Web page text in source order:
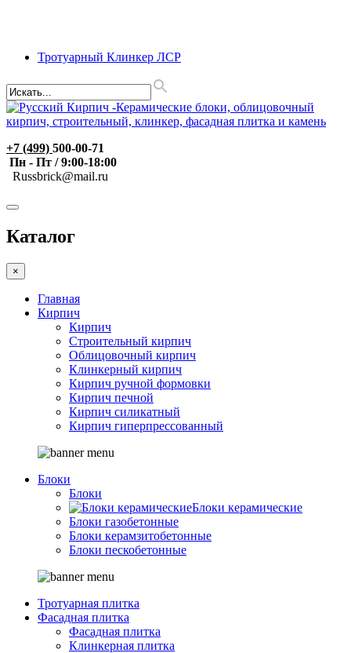
Тротуарный Клинкер ЛСР
+7 (499) 500-00-71
Пн - Пт / 9:00-18:00
Russbrick@mail.ru
Каталог
×
Главная
Кирпич
Кирпич
Строительный кирпич
Облицовочный кирпич
Клинкерный кирпич
Кирпич ручной формовки
Кирпич печной
Кирпич силикатный
Кирпич гиперпрессованный
Блоки
Блоки
Блоки керамические
Блоки газобетонные
Блоки керамзитобетонные
Блоки пескобетонные
Тротуарная плитка
Фасадная плитка
Фасадная плитка
Клинкерная плитка